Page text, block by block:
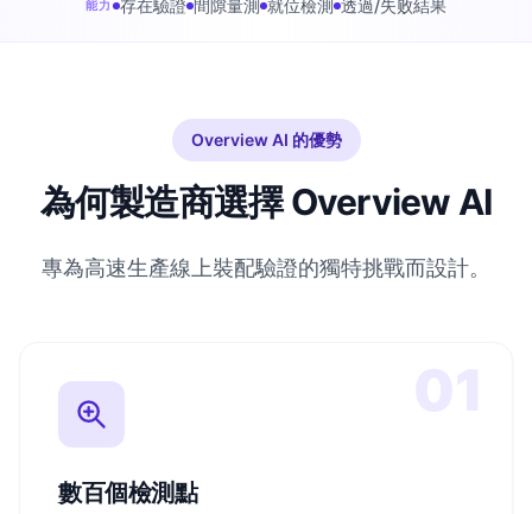
能力 存在驗證 間隙量測 就位檢測 透過/失败結果
Overview AI 的優勢
為何製造商選擇 Overview AI
專為高速生產線上裝配驗證的獨特挑戰而設計。
數百個檢測點